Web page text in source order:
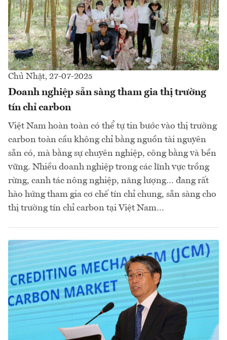
Chủ Nhật, 27-07-2025
Doanh nghiệp sẵn sàng tham gia thị trường
tín chỉ carbon
Việt Nam hoàn toàn có thể tự tin bước vào thị trường
carbon toàn cầu không chỉ bằng nguồn tài nguyên
sẵn có, mà bằng sự chuyên nghiệp, công bằng và bền
vững. Nhiều doanh nghiệp trong các lĩnh vực trồng
rừng, canh tác nông nghiệp, năng lượng… đang rất
hào hứng tham gia cơ chế tín chỉ chung, sẵn sàng cho
thị trường tín chỉ carbon tại Việt Nam…